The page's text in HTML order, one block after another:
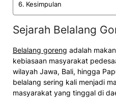
Kesimpulan
Sejarah Belalang
Belalang goreng adalah
kebiasaan masyarakat
wilayah Jawa, Bali, hingga
belalang sering kali menjadi
masyarakat yang tinggal di